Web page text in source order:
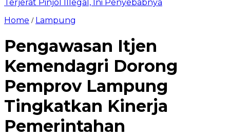
Terjerat Pinjol Illegal, Ini Penyebabnya
Home / Lampung
Pengawasan Itjen
Kemendagri Dorong
Pemprov Lampung
Tingkatkan Kinerja
Pemerintahan